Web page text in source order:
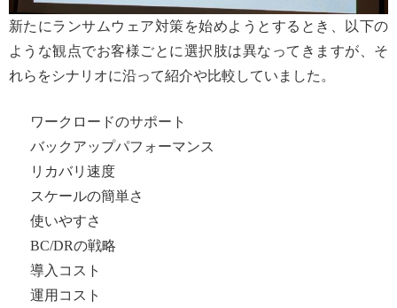
新たにランサムウェア対策を始めようとするとき、以下の
ような観点でお客様ごとに選択肢は異なってきますが、そ
れらをシナリオに沿って紹介や比較していました。
ワークロードのサポート
バックアップパフォーマンス
リカバリ速度
スケールの簡単さ
使いやすさ
BC/DRの戦略
導入コスト
運用コスト